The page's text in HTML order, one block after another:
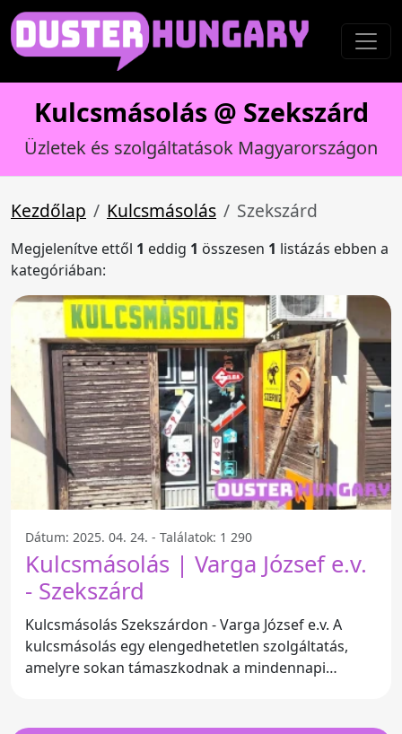
Kulcsmásolás @ Szekszárd
Üzletek és szolgáltatások Magyarországon
Kezdőlap Kulcsmásolás Szekszárd
Megjelenítve ettől 1 eddig 1 összesen 1 listázás ebben a
kategóriában:
Dátum: 2025. 04. 24. - Találatok: 1 290
Kulcsmásolás | Varga József e.v.
- Szekszárd
Kulcsmásolás Szekszárdon - Varga József e.v. A
kulcsmásolás egy elengedhetetlen szolgáltatás,
amelyre sokan támaszkodnak a mindennapi